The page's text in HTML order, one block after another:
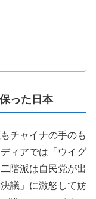
った日本
チャイナの手のも
ィアでは「ウイグ
階派は自民党が出
議」に激怒して妨